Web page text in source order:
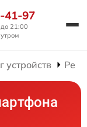
41-97
21:00
устройств